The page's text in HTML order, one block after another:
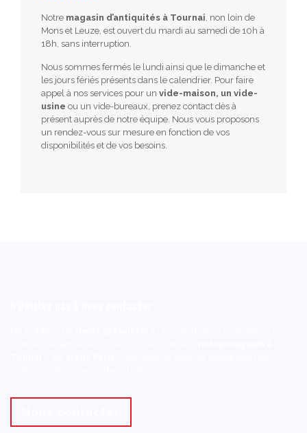
Notre magasin d’antiquités à Tournai , non loin de
Mons et Leuze, est ouvert du mardi au samedi de 10h à
18h, sans interruption.
Nous sommes fermés le lundi ainsi que le dimanche et
les jours fériés présents dans le calendrier. Pour faire
appel à nos services pour un vide-maison, un vide-
usine ou un vide-bureaux, prenez contact dès à
présent auprès de notre équipe. Nous vous proposons
un rendez-vous sur mesure en fonction de vos
disponibilités et de vos besoins.